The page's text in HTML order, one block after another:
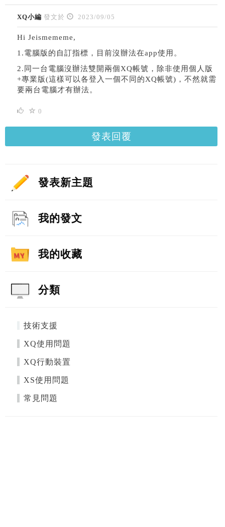
XQ小編 發文於 2023/09/05
Hi Jeismememe,
1.電腦版的自訂指標，目前沒辦法在app使用。
2.同一台電腦沒辦法雙開兩個XQ帳號，除非使用個人版
+專業版(這樣可以各登入一個不同的XQ帳號)，不然就需
要兩台電腦才有辦法。
0
發表回覆
發表新主題
我的發文
我的收藏
分類
技術支援
XQ使用問題
XQ行動裝置
XS使用問題
常見問題